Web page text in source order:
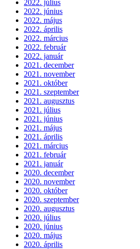
2022. július
2022. június
2022. május
2022. április
2022. március
2022. február
2022. január
2021. december
2021. november
2021. október
2021. szeptember
2021. augusztus
2021. július
2021. június
2021. május
2021. április
2021. március
2021. február
2021. január
2020. december
2020. november
2020. október
2020. szeptember
2020. augusztus
2020. július
2020. június
2020. május
2020. április